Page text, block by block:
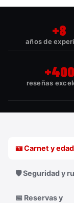
+8
años de
+400
reseñas
🪪 Carnet y edad
🛡️ Seguridad y
📅 Reservas y